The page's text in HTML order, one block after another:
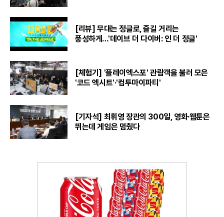
[리뷰] 무대는 정글로, 즐길 거리는
풍성하게…'데이브 더 다이버: 인 더 정글'
[체험기] '플레이엑스포' 관람객을 불러 모은
'코드 엑시트'·'컴투마이파티'
[기자석] 최휘영 장관의 300일, 영화·웹툰은
뛰는데 게임은 멈췄다